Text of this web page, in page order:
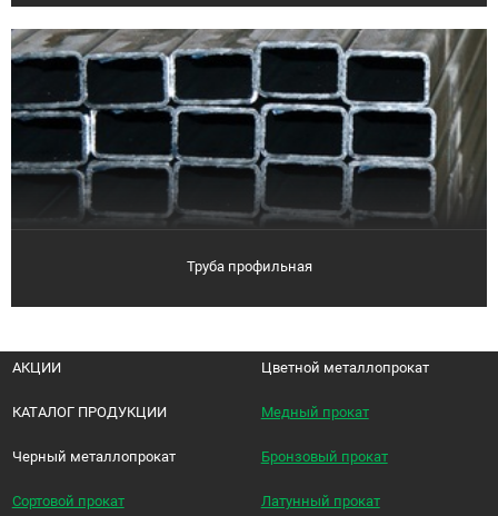
Труба профильная
АКЦИИ
КАТАЛОГ ПРОДУКЦИИ
Черный металлопрокат
Сортовой прокат
Цветной металлопрокат
Медный прокат
Бронзовый прокат
Латунный прокат